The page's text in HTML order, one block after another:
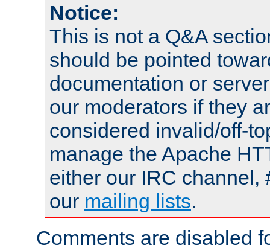
Notice:
This is not a Q&A
should be pointed
documentation or
our moderators if they
considered invalid/off-
manage the Apache
either our IRC channel,
our mailing lists.
Comments are disabled